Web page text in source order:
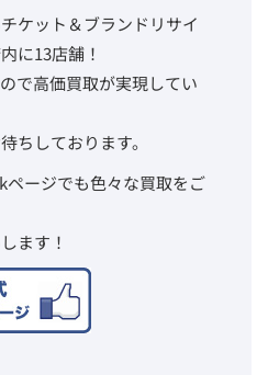
ケット＆ブランドリサイ
に13店舗！
で高価買取が実現してい
ちしております。
ページでも色々な買取をご
ます！